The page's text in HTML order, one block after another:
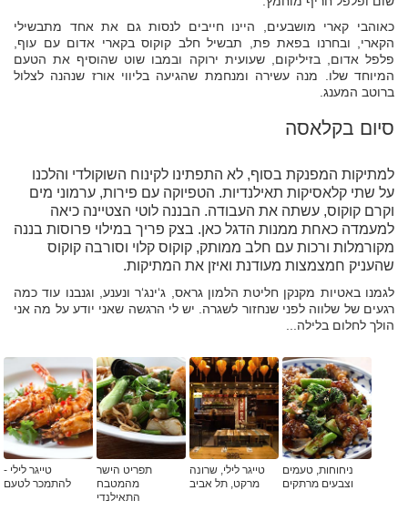
כאוהבי קארי מושבעים, היינו חייבים לנסות גם את אחד מתבשילי
הקארי, ובחרנו בפאת פת, תבשיל חלב קוקוס בקארי אדום עם עוף,
פלפל אדום, בזיליקום, שעועית ירוקה ובמבו שוט שהוסיף את הטעם
המיוחד שלו. מנה עשירה ומנחמת שהגיעה בליווי אורז שנהנה לצלול
ברוטב המענג.
סיום בקלאסה
למתיקות המפנקת בסוף, לא התפתינו לקינוח השוקולדי והלכנו
על שתי קלאסיקות תאילנדיות. הטפיוקה עם פירות, ערמוני מים
וקרם קוקוס, עשתה את העבודה. הבננה לוטי הצטיינה כיאה
למעמדה כאחת ממנות הדגל כאן. בצק פריך במילוי פרוסות בננה
מקורמלות ורכות עם חלב ממותק, קוקוס קלוי וסורבה קוקוס
שהעניק חמצמצות מעודנת ואיזן את המתיקות.
לגמנו באטיות מקנקן חליטת הלמון גראס, ג‘ינג‘ר ונענע, וגנבנו עוד כמה
רגעים של שלווה לפני שנחזור לשגרה. יש לי הרגשה שאני יודע על מה אני
הולך לחלום בלילה...
ניחוחות, טעמים
וצבעים מרתקים
טייגר לילי, שרונה
מרקט, תל אביב
תפריט הישר
מהמטבח
התאילנדי
טייגר לילי -
להתמכר לטעם